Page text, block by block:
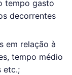
tempo gasto
decorrentes
em relação à
tempo médio
etc.;